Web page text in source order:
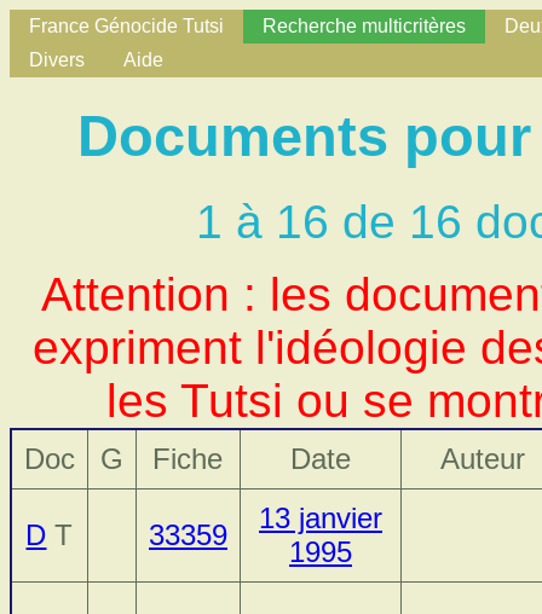
France Génocide Tutsi Recherche multicritères
Divers
Aide
Documents
1 à 16 de 16
Attention : les
expriment l'idéologie
les Tutsi ou se
Doc G Fiche Date Auteur
D T 33359
13 janvier
1995